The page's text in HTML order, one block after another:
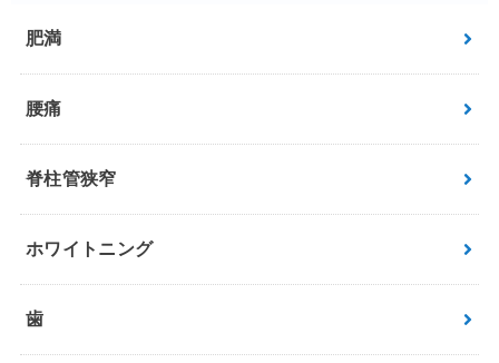
肥満
腰痛
脊柱管狭窄
ホワイトニング
歯